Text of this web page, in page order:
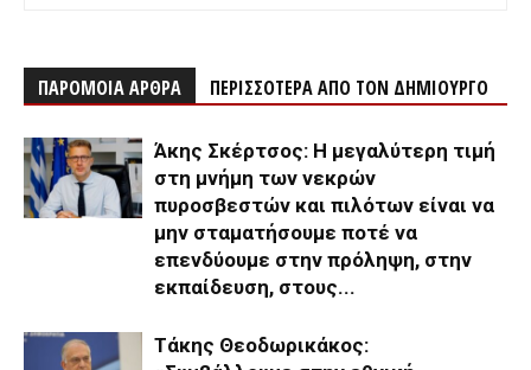
ΠΑΡΟΜΟΙΑ ΑΡΘΡΑ ΠΕΡΙΣΣΟΤΕΡΑ ΑΠΟ ΤΟΝ ΔΗΜΙΟΥΡΓΟ
Άκης Σκέρτσος: Η μεγαλύτερη τιμή
στη μνήμη των νεκρών
πυροσβεστών και πιλότων είναι να
μην σταματήσουμε ποτέ να
επενδύουμε στην πρόληψη, στην
εκπαίδευση, στους...
Τάκης Θεοδωρικάκος: